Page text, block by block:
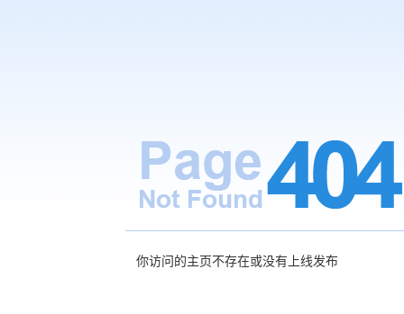
你访问的主页不存在或没有上线发布